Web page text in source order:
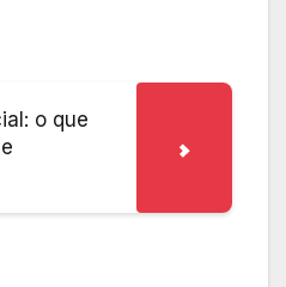
o que